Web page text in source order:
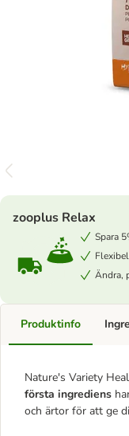
zooplus Relax
Spara
Ändra,
Produktinfo
Nature's Variety
första ingrediens
och ärtor för att ge